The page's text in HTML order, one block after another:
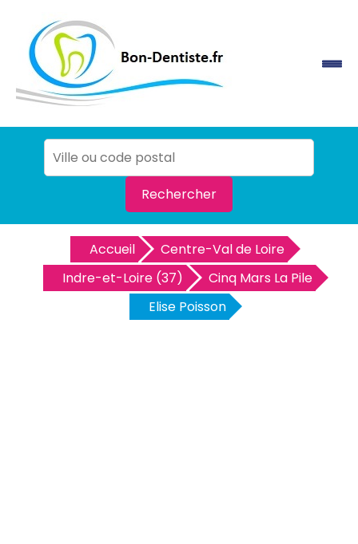
Rechercher
Accueil
Centre-Val de Loire
Indre-et-Loire (37)
Cinq Mars La Pile
Elise Poisson